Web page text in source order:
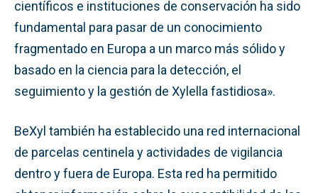
científicos e instituciones de conservación ha sido
fundamental para pasar de un conocimiento
fragmentado en Europa a un marco más sólido y
basado en la ciencia para la detección, el
seguimiento y la gestión de Xylella fastidiosa».
BeXyl también ha establecido una red internacional
de parcelas centinela y actividades de vigilancia
dentro y fuera de Europa. Esta red ha permitido